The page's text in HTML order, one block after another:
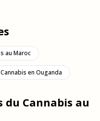
au Maroc
Cannabis en Ouganda
Cannabis au